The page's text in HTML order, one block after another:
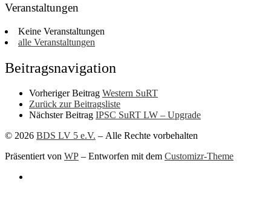
Veranstaltungen
Keine Veranstaltungen
alle Veranstaltungen
Beitragsnavigation
Vorheriger Beitrag Western SuRT
Zurück zur Beitragsliste
Nächster Beitrag IPSC SuRT LW – Upgrade
© 2026 BDS LV 5 e.V. – Alle Rechte vorbehalten
Präsentiert von WP – Entworfen mit dem Customizr-Theme